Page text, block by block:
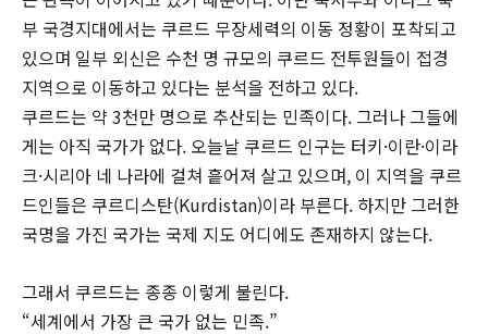
부 국경지대에서는 쿠르드 무장세력의 이동 정황이 포착되고
있으며 일부 외신은 수천 명 규모의 쿠르드 전투원들이 접경
지역으로 이동하고 있다는 분석을 전하고 있다.
쿠르드는 약 3천만 명으로 추산되는 민족이다. 그러나 그들에
게는 아직 국가가 없다. 오늘날 쿠르드 인구는 터키·이란·이라
크·시리아 네 나라에 걸쳐 흩어져 살고 있으며, 이 지역을 쿠르
드인들은 쿠르디스탄(Kurdistan)이라 부른다. 하지만 그러한
국명을 가진 국가는 국제 지도 어디에도 존재하지 않는다.
그래서 쿠르드는 종종 이렇게 불린다.
“세계에서 가장 큰 국가 없는 민족.”